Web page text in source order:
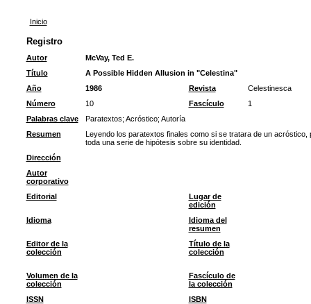
Inicio
Registro
Autor
McVay, Ted E.
Título
A Possible Hidden Allusion in "Celestina"
Año
1986 Revista
Celestinesca
Número
10 Fascículo
1
Palabras clave
Paratextos; Acróstico; Autoría
Resumen
Leyendo los paratextos finales como si se tratara de un acróstico,
toda una serie de hipótesis sobre su identidad.
Dirección
Autor
corporativo
Editorial
Lugar de
edición
Idioma
Idioma del
resumen
Editor de la
colección
Título de la
colección
Volumen de la
colección
Fascículo de
la colección
ISSN
ISBN